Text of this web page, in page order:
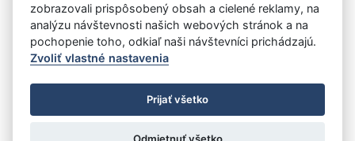
Vystavil:Obec Pečeňady
Úrad vlády SR
- Všetky práva vyhradené
Prehlásenie o prístupnosti
Zmluvy do 31.12.2010
Nastavenia cookies
zobrazovali prispôsobený obsah a cielené reklamy, na
analýzu návštevnosti našich webových stránok a na
pochopenie toho, odkiaľ naši návštevníci prichádzajú.
Zvoliť vlastné nastavenia
Prijať všetko
Odmietnuť všetko